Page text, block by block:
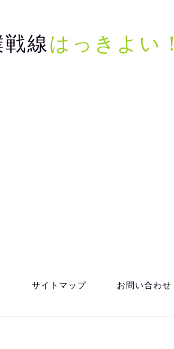
線はっきよい！
サイトマップ お問い合わせ